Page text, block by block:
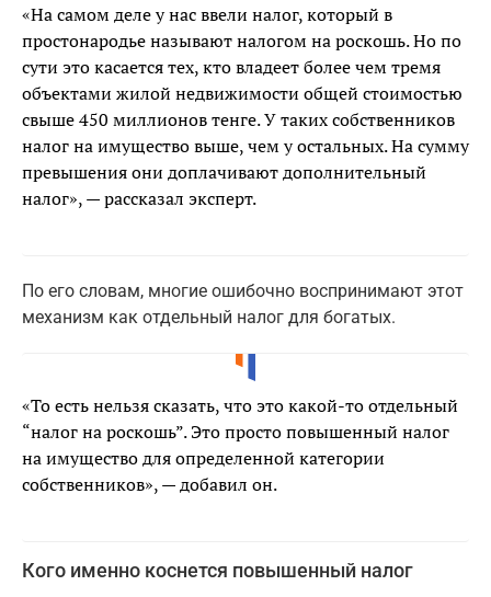
«На самом деле у нас ввели налог, который в
простонародье называют налогом на роскошь. Но по
сути это касается тех, кто владеет более чем тремя
объектами жилой недвижимости общей стоимостью
свыше 450 миллионов тенге. У таких собственников
налог на имущество выше, чем у остальных. На сумму
превышения они доплачивают дополнительный
налог», — рассказал эксперт.
По его словам, многие ошибочно воспринимают этот
механизм как отдельный налог для богатых.
«То есть нельзя сказать, что это какой-то отдельный
“налог на роскошь”. Это просто повышенный налог
на имущество для определенной категории
собственников», — добавил он.
Кого именно коснется повышенный налог